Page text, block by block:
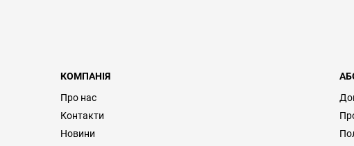
КОМПАНІЯ
Про нас
Контакти
Новини